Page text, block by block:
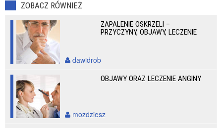
ZOBACZ RÓWNIEŻ
ZAPALENIE OSKRZELI –
PRZYCZYNY, OBJAWY, LECZENIE
dawidrob
OBJAWY ORAZ LECZENIE ANGINY
mozdziesz